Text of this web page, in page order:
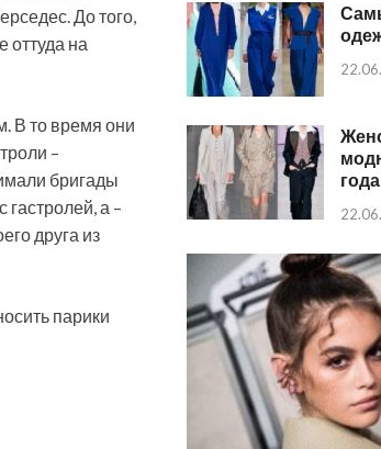
До того,
оттуда на
В то время они
–
бригады
а –
друга из
парики
года